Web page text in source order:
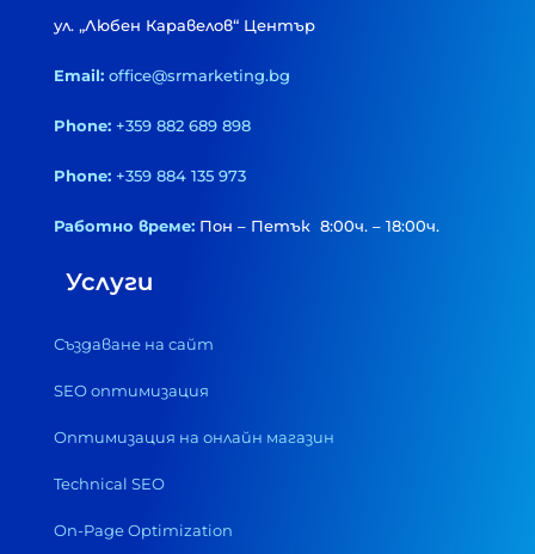
ул. „Любен Каравелов“ Център
Email: office@srmarketing.bg
Phone: +359 882 689 898
Phone: +359 884 135 973
Работно време: Пон – Петък 8:00ч. – 18:00ч.
Услуги
Създаване на сайт
SEO оптимизация
Оптимизация на онлайн магазин
Technical SEO
On-Page Optimization